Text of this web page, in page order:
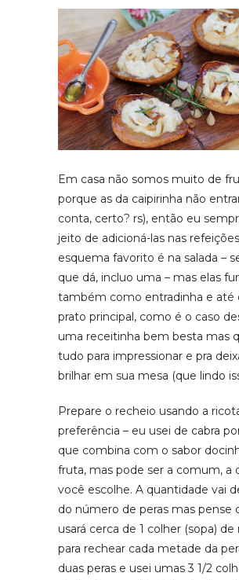
Em casa não somos muito de
porque as da caipirinha não
conta, certo? rs), então eu
jeito de adicioná-las nas
esquema favorito é na salada –
que dá, incluo uma – mas elas
também como entradinha e até
prato principal, como é o caso
uma receitinha bem besta mas
tudo para impressionar e pra
brilhar em sua mesa (que lindo
Prepare o recheio usando a
preferência – eu usei de cabra
que combina com o sabor
fruta, mas pode ser a comum, a
você escolhe. A quantidade vai
do número de peras mas pense
usará cerca de 1 colher (sopa) de
para rechear cada metade da
duas peras e usei umas 3 1/2